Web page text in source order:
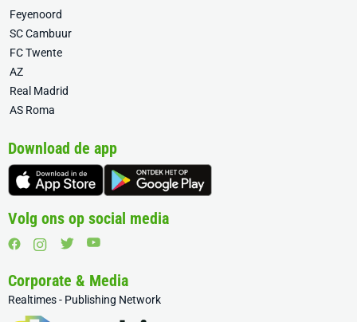
Feyenoord
SC Cambuur
FC Twente
AZ
Real Madrid
AS Roma
Download de app
Volg ons op social media
Corporate & Media
Realtimes - Publishing Network